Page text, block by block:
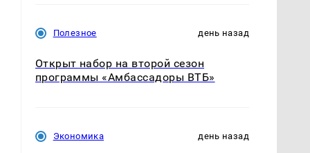
Полезное день назад
Открыт набор на второй сезон
программы «Амбассадоры ВТБ»
Экономика день назад